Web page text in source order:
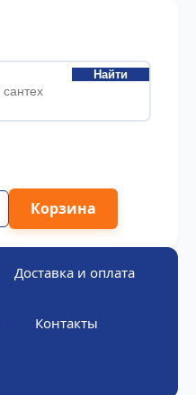
Найти
Корзина
Доставка и оплата
Контакты